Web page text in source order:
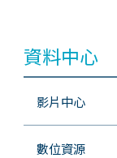
資料中心
影片中心
數位資源